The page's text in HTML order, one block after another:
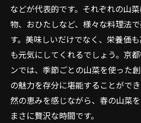
夏の京都御池で出会う極
秋の京都御池松茸の土瓶蒸し
い香り
秋の味覚、松茸の魅力を
香り高い松茸の土瓶蒸し
秋の京都御池で楽しむ贅
京都御池の秋限定メニュ
などが代表的です。それぞれの山
物、おひたしなど、様々な料理法
す。美味しいだけでなく、栄養価
も元気にしてくれるでしょう。京
ンでは、季節ごとの山菜を使った
の魅力を存分に堪能することがで
然の恵みを感じながら、春の山菜を
まさに贅沢な時間です。